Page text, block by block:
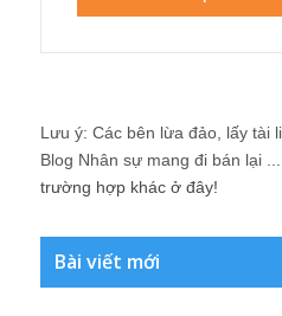
Lưu ý: Các bên lừa đảo, lấy tài
Blog Nhân sự mang đi bán lại ....
trường hợp khác ở đây!
Bài viết mới